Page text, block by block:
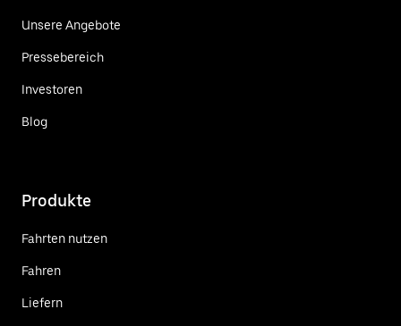
Unsere Angebote
Pressebereich
Investoren
Blog
Produkte
Fahrten nutzen
Fahren
Liefern